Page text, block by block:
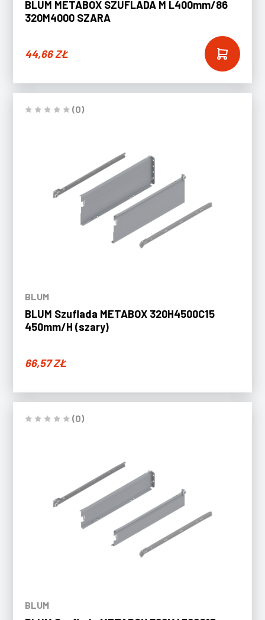
BLUM METABOX SZUFLADA M L400mm/86
320M4000 SZARA
44,66ZŁ
(0)
BLUM
BLUM Szuflada METABOX 320H4500C15
450mm/H (szary)
66,57ZŁ
(0)
BLUM